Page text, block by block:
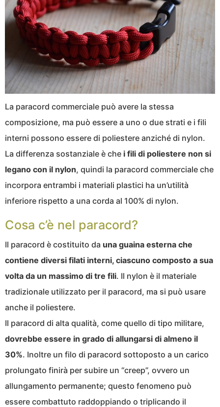
La paracord commerciale può avere la stessa
composizione, ma può essere a uno o due strati e i fili
interni possono essere di poliestere anziché di nylon.
La differenza sostanziale è che i fili di poliestere non si
legano con il nylon, quindi la paracord commerciale che
incorpora entrambi i materiali plastici ha un’utilità
inferiore rispetto a una corda al 100% di nylon.
Cosa c’è nel paracord?
Il paracord è costituito da una guaina esterna che
contiene diversi filati interni, ciascuno composto a sua
volta da un massimo di tre fili. Il nylon è il materiale
tradizionale utilizzato per il paracord, ma si può usare
anche il poliestere.
Il paracord di alta qualità, come quello di tipo militare,
dovrebbe essere in grado di allungarsi di almeno il
30%. Inoltre un filo di paracord sottoposto a un carico
prolungato finirà per subire un “creep”, ovvero un
allungamento permanente; questo fenomeno può
essere combattuto raddoppiando o triplicando il